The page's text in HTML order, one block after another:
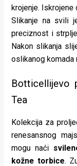
krojenje.
Slikanje na svili
preciznost i
Nakon slikanja
oslikanog komada
Botticellijevo
Tea
Kolekcija za
renesansnog
mogu naći
kožne torbice.